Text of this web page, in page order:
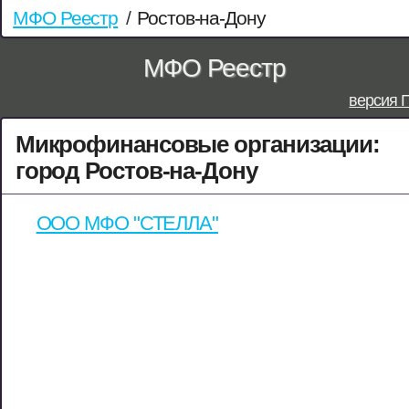
МФО Реестр / Ростов-на-Дону
МФО Реестр
версия
Микрофинансовые организации:
город Ростов-на-Дону
ООО МФО "СТЕЛЛА"